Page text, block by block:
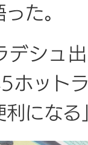
た。
デシュ
ット
利にな